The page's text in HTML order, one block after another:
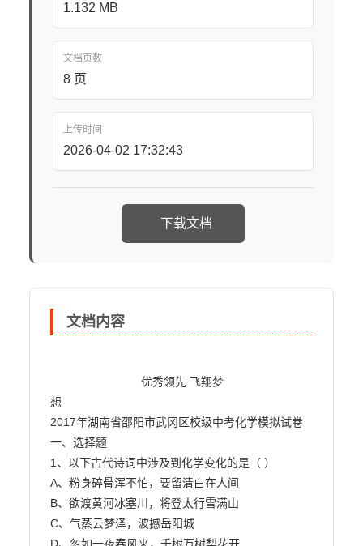
1.132 MB
文档页数
8 页
上传时间
2026-04-02 17:32:43
下载文档
文档内容
想
2017年湖南省邵阳市武冈区校级中考化学模拟试卷
一、选择题
1、以下古代诗词中涉及到化学变化的是（ ）
A、粉身碎骨浑不怕，要留清白在人间
B、欲渡黄河冰塞川，将登太行雪满山
C、气蒸云梦泽，波撼岳阳城